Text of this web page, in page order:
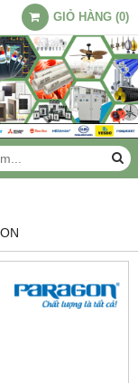
GIỎ HÀNG (0)